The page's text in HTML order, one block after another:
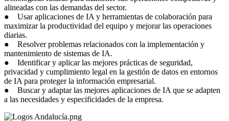
alineadas con las demandas del sector.
● Usar aplicaciones de IA y herramientas de colaboración para
maximizar la productividad del equipo y mejorar las operaciones
diarias.
● Resolver problemas relacionados con la implementación y
mantenimiento de sistemas de IA.
● Identificar y aplicar las mejores prácticas de seguridad,
privacidad y cumplimiento legal en la gestión de datos en entornos
de IA para proteger la información empresarial.
● Buscar y adaptar las mejores aplicaciones de IA que se adapten
a las necesidades y especificidades de la empresa.